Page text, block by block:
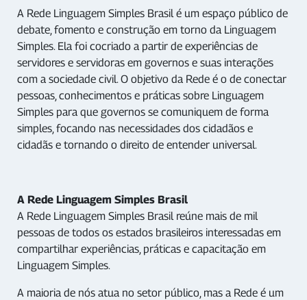
A Rede Linguagem Simples Brasil é um espaço público de
debate, fomento e construção em torno da Linguagem
Simples. Ela foi cocriado a partir de experiências de
servidores e servidoras em governos e suas interações
com a sociedade civil. O objetivo da Rede é o de conectar
pessoas, conhecimentos e práticas sobre Linguagem
Simples para que governos se comuniquem de forma
simples, focando nas necessidades dos cidadãos e
cidadãs e tornando o direito de entender universal.
A Rede Linguagem Simples Brasil
A Rede Linguagem Simples Brasil reúne mais de mil
pessoas de todos os estados brasileiros interessadas em
compartilhar experiências, práticas e capacitação em
Linguagem Simples.
A maioria de nós atua no setor público, mas a Rede é um